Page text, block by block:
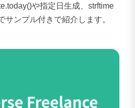
や指定日生成、strftime
サンプル付きで紹介します。